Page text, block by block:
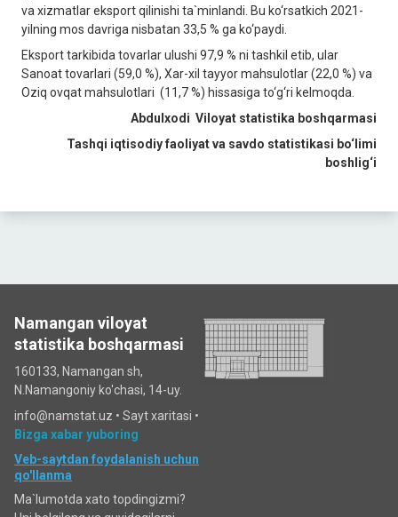
va xizmatlar eksport qilinishi ta`minlandi. Bu ko‘rsatkich 2021-
yilning mos davriga nisbatan 33,5 % ga ko‘paydi.
Eksport tarkibida tovarlar ulushi 97,9 % ni tashkil etib, ular
Sanoat tovarlari (59,0 %), Xar-xil tayyor mahsulotlar (22,0 %) va
Oziq ovqat mahsulotlari (11,7 %) hissasiga to‘g‘ri kelmoqda.
Abdulxodi Viloyat statistika boshqarmasi
Tashqi iqtisodiy faoliyat va savdo statistikasi bo‘limi
boshlig‘i
Namangan viloyat
statistika boshqarmasi
160133, Namangan sh,
N.Namangoniy ko'chasi, 14-uy.
info@namstat.uz • Sayt xaritasi •
Bizga xabar yuboring
Veb-saytdan foydalanish uchun
qo'llanma
Ma`lumotda xato topdingizmi?